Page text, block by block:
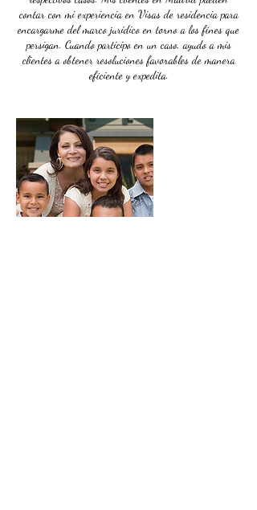
contar con mi experiencia en Visas de residencia para
encargarme del marco jurídico en torno a los fines que
persigan. Cuando participo en un caso, ayudo a mis
clientes a obtener resoluciones favorables de manera
eficiente y expedita.